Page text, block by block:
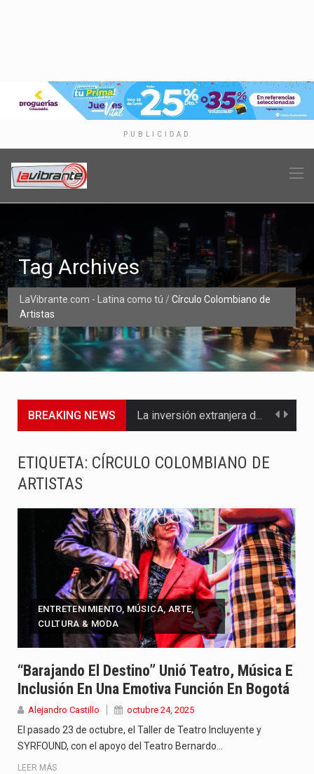
PUBLICIDAD
LaVibrante.com - Latina como tú / Círculo Colombiano de
Artistas
Tag Archives
BREAKING NEWS La inversión extranjera directa en Colombia comenzó a dar señales…
A pocas horas del cambio de gobierno, el equipo de…
La Alcaldía de Barranquilla puso en marcha un amplio plan…
Si eres un trader que prefiere lidiar con condiciones de…
Saber cómo borrar el historial de operaciones en MT4 es…
Jhon Arias continúa consolidándose como una de las grandes figuras…
La cantautora venezolana Joaquina vuelve a sorprender a sus seguidores…
ETIQUETA: CÍRCULO COLOMBIANO DE
ARTISTAS
ENTRETENIMIENTO, MÚSICA, ARTE,
CULTURA & MODA
“Barajando El Destino” Unió Teatro, Música E
Inclusión En Una Emotiva Función En Bogotá
Alejandro Castillo octubre 24, 2025
El pasado 23 de octubre, el Taller de Teatro Incluyente y
SYRFOUND, con el apoyo del Teatro Bernardo…
LEER MÁS